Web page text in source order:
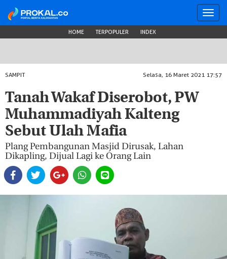
HOME TERPOPULER INDEX
SAMPIT Selasa, 16 Maret 2021 17:57
Tanah Wakaf Diserobot, PW
Muhammadiyah Kalteng
Sebut Ulah Mafia
Plang Pembangunan Masjid Dirusak, Lahan
Dikapling, Dijual Lagi ke Orang Lain